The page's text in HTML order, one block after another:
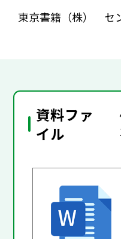
東京書籍（株） セ
資料ファ
イル